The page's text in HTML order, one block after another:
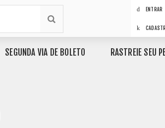
ENTRAR
SEGUNDA VIA DE BOLETO RASTREIE SEU